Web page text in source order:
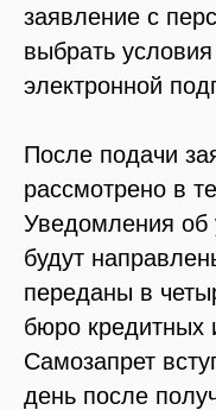
заявление с
выбрать
электронной
После подачи
рассмотрено в
Уведомления об
будут
переданы в
бюро кредитных
Самозапрет
день после